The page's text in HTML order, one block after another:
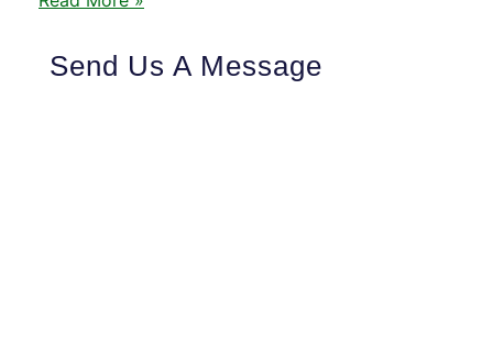
Send Us A Message